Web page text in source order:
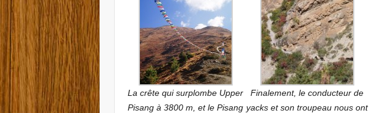
La crête qui surplombe Upper
Pisang à 3800 m, et le Pisang
Finalement, le conducteur de
yacks et son troupeau nous ont